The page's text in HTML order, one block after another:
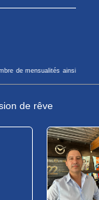
de mensualités ainsi
de rêve